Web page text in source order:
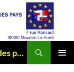
Association des Originaires et amis des pays Tchèques et Slovaque